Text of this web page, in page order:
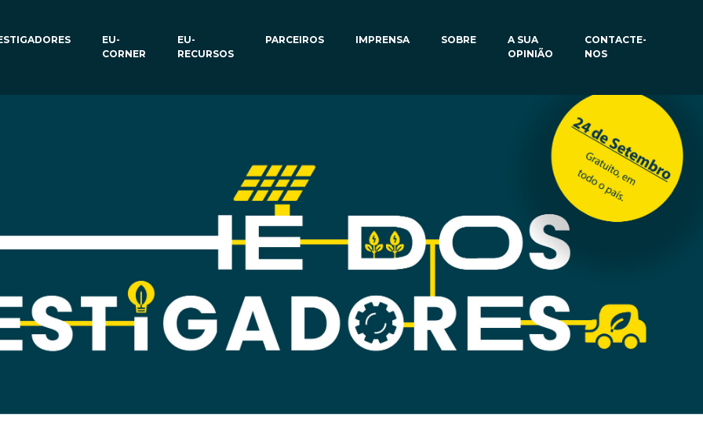
EU-
CORNER
EU-
RECURSOS
PARCEIROS IMPRENSA SOBRE
A SUA
OPINIÃO
CONTACTE-
NOS